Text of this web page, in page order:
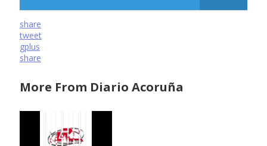
share
tweet
gplus
share
More From Diario Acoruña